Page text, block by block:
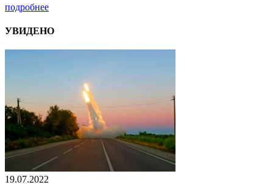
подробнее
УВИДЕНО
19.07.2022